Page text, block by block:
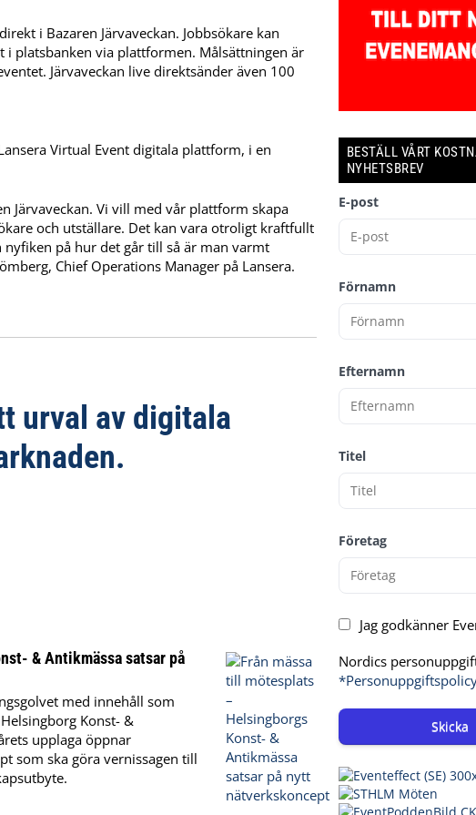
i Bazaren Järvaveckan. Jobbsökare kan
i platsbanken via plattformen. Målsättningen är
Järvaveckan live direktsänder även 100
Virtual Event digitala plattform, i en
Järvaveckan. Vi vill med vår plattform skapa
och utställare. Det kan vara otroligt kraftfullt
på hur det går till så är man varmt
Chief Operations Manager på Lansera.
urval av digitala
& Antikmässa satsar på
med innehåll som
Konst- &
upplaga öppnar
som ska göra vernissagen till
BESTÄLL VÅRT
NYHETSBREV
E-post
Förnamn
Efternamn
Titel
Företag
Jag godkänner
Nordics
Skicka